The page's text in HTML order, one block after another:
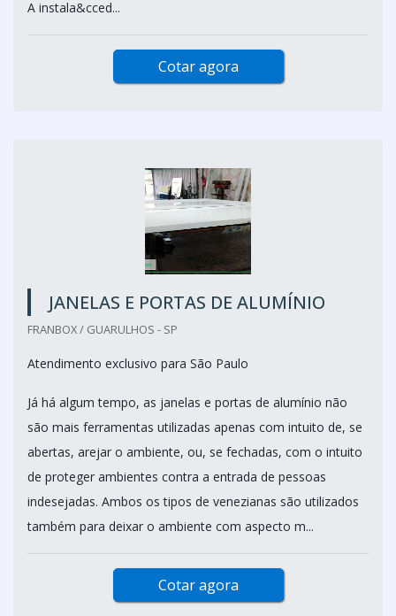
A instala&cced...
Cotar agora
JANELAS E PORTAS DE ALUMÍNIO
FRANBOX / GUARULHOS - SP
Atendimento exclusivo para São Paulo
Já há algum tempo, as janelas e portas de alumínio não
são mais ferramentas utilizadas apenas com intuito de, se
abertas, arejar o ambiente, ou, se fechadas, com o intuito
de proteger ambientes contra a entrada de pessoas
indesejadas. Ambos os tipos de venezianas são utilizados
também para deixar o ambiente com aspecto m...
Cotar agora